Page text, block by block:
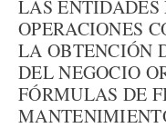
LAS
OPERACIONES
LA OBTENCIÓN
DEL NEGOCIO
FÓRMULAS DE